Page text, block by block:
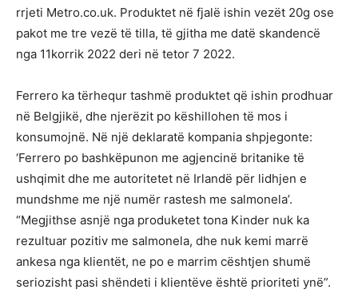
rrjeti Metro.co.uk. Produktet në fjalë ishin vezët 20g ose
pakot me tre vezë të tilla, të gjitha me datë skandencë
nga 11korrik 2022 deri në tetor 7 2022.
Ferrero ka tërhequr tashmë produktet që ishin prodhuar
në Belgjikë, dhe njerëzit po këshillohen të mos i
konsumojnë. Në një deklaratë kompania shpjegonte:
‘Ferrero po bashkëpunon me agjencinë britanike të
ushqimit dhe me autoritetet në Irlandë për lidhjen e
mundshme me një numër rastesh me salmonela’.
“Megjithse asnjë nga produketet tona Kinder nuk ka
rezultuar pozitiv me salmonela, dhe nuk kemi marrë
ankesa nga klientët, ne po e marrim cështjen shumë
seriozisht pasi shëndeti i klientëve është prioriteti ynë”.